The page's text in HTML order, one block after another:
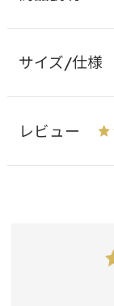
サイズ/仕様
レビュー